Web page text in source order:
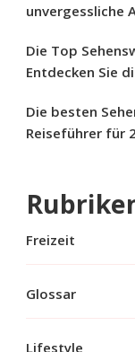
unvergessliche
Die Top
Entdecken Sie
Die besten
Reiseführer für
Freizeit
Glossar
Lifestyle